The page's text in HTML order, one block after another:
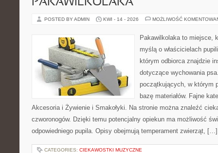
PAKAWILKOLAKA
POSTED BY ADMIN KWI - 14 - 2026 MOŻLIWOŚĆ
Pakawilkolaka to miejsce,
myślą o właścicielach
którym odbiorca znajdzie
dotyczące wychowania
początkujących, w którym
bazę materiałów. Fajne
Akcesoria i Żywienie i Smakołyki. Na stronie można znaleźć
czworonogów. Dzięki temu potencjalny opiekun ma możliwość
odpowiedniego pupila. Opisy obejmują temperament zwierząt, […]
CATEGORIES: CIEKAWOSTKI MUZYCZNE